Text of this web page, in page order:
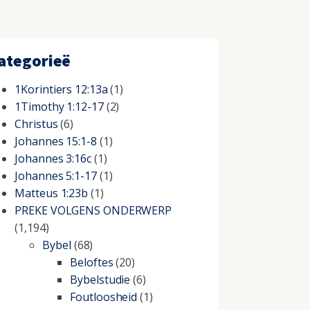
1Korintiers 12:13a(1)
1Timothy 1:12-17(2)
Christus(6)
Johannes 15:1-8 (1)
Johannes 3:16c(1)
Johannes 5:1-17(1)
Matteus 1:23b (1)
PREKE VOLGENS ONDERWERP
(1,194)
Bybel (68)
Beloftes(20)
Bybelstudie (6)
Foutloosheid (1)